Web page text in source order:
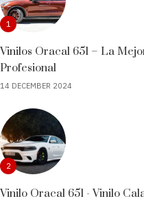
1
Vinilos Oracal 651 – La
Profesional
14 DECEMBER 2024
2
Vinilo Oracal 651 - Vinilo